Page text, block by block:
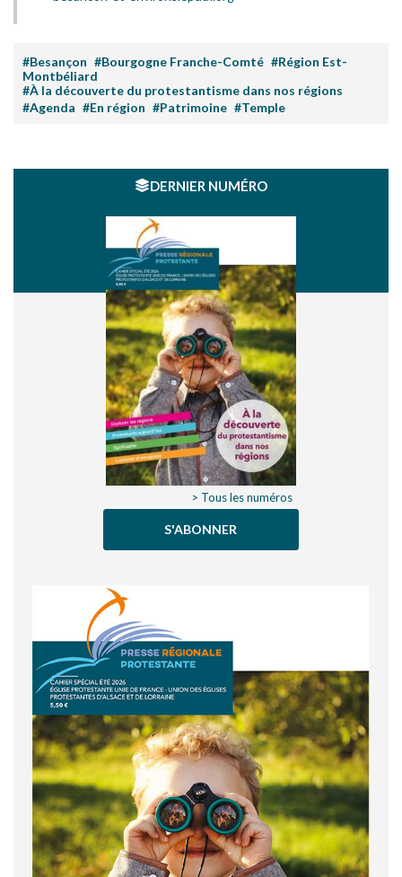
#Besançon #Bourgogne Franche-Comté #Région Est-
Montbéliard
#À la découverte du protestantisme dans nos régions
#Agenda #En région #Patrimoine #Temple
DERNIER NUMÉRO
> Tous les numéros
S'ABONNER